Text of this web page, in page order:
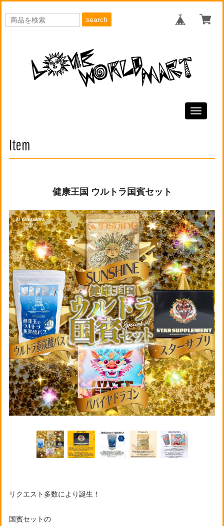
search
Toggle
Item
健康王国 ウルトラ国賓セット
リクエスト多数により誕生！
国賓セットの